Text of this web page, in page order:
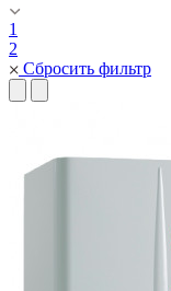
1
2
Сбросить фильтр